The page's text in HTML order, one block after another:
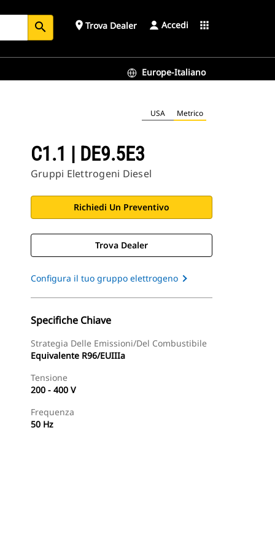
search place Trova Dealer Accedi apps
Europe-Italiano
USA Metrico
C1.1 | DE9.5E3
Gruppi Elettrogeni Diesel
Richiedi Un Preventivo
Trova Dealer
Configura il tuo gruppo elettrogeno
Specifiche Chiave
Strategia Delle Emissioni/del Combustibile
Equivalente R96/EUIIIa
Tensione
200 - 400 V
Frequenza
50 Hz